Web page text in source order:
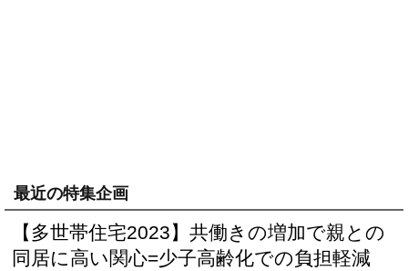
最近の特集企画
【多世帯住宅2023】共働きの増加で親との
同居に高い関心=少子高齢化での負担軽減